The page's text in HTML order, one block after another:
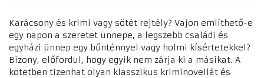
Karácsony és krimi vagy sötét rejtély? Vajon említhető-e
egy napon a szeretet ünnepe, a legszebb családi és
egyházi ünnep egy bűnténnyel vagy holmi kísértetekkel?
Bizony, előfordul, hogy egyik nem zárja ki a másikat. A
kötetben tizenhat olyan klasszikus kriminovellát és